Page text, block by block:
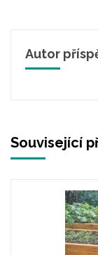
Autor
Související